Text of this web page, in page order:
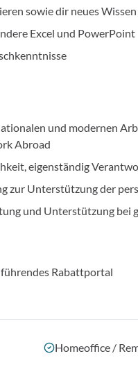
sowie dir neues
Excel und PowerPoint
und modernen
Abroad
eigenständig
zur Unterstützung der
und Unterstützung
Rabattportal
Homeoffice /